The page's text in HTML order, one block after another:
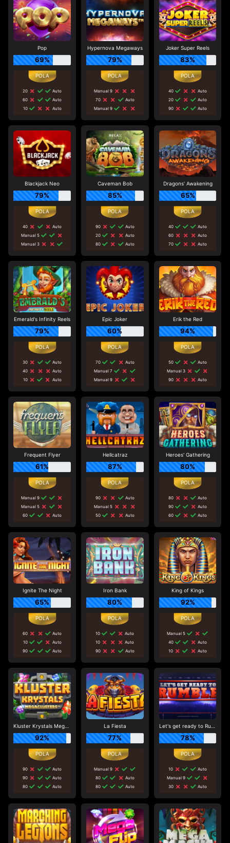
Pop
69%
20
Auto
60
Auto
10
Auto
Hypernova Megaways
79%
Manual 9
70
Auto
Manual 9
Joker Super Reels
83%
40
Auto
20
Auto
90
Auto
Blackjack Neo
79%
40
Auto
Manual 5
Manual 3
Caveman Bob
85%
90
Auto
20
Auto
80
Auto
Dragons' Awakening
65%
40
Auto
60
Auto
70
Auto
Emerald's Infinity Reels
79%
30
Auto
40
Auto
10
Auto
Epic Joker
60%
70
Auto
Manual 7
Manual 9
Erik the Red
94%
50
Auto
Manual 3
90
Auto
Frequent Flyer
61%
Manual 9
Manual 5
60
Auto
Hellcatraz
87%
90
Auto
Manual 5
50
Auto
Heroes' Gathering
80%
80
Auto
90
Auto
60
Auto
Ignite The Night
65%
60
Auto
10
Auto
90
Auto
Iron Bank
80%
10
Auto
10
Auto
90
Auto
King of Kings
92%
Manual 5
40
Auto
10
Auto
Kluster Krystals Megaclusters
92%
90
Auto
90
Auto
80
Auto
La Fiesta
77%
Manual 9
80
Auto
80
Auto
Let's get ready to Rumble
78%
10
Auto
Manual 9
30
Auto